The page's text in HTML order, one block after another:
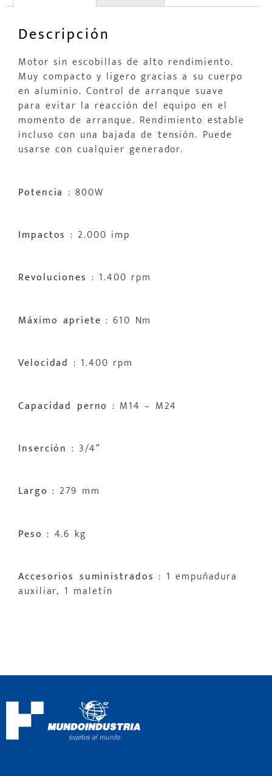
Descripción
Motor sin escobillas de alto rendimiento.
Muy compacto y ligero gracias a su cuerpo
en aluminio. Control de arranque suave
para evitar la reacción del equipo en el
momento de arranque. Rendimiento estable
incluso con una bajada de tensión. Puede
usarse con cualquier generador.
Potencia : 800W
Impactos : 2.000 imp
Revoluciones : 1.400 rpm
Máximo apriete : 610 Nm
Velocidad : 1.400 rpm
Capacidad perno : M14 – M24
Inserción : 3/4″
Largo : 279 mm
Peso : 4.6 kg
Accesorios suministrados : 1 empuñadura
auxiliar, 1 maletín